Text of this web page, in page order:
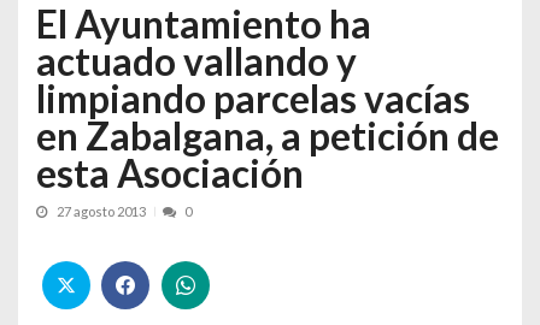
El Ayuntamiento ha
actuado vallando y
limpiando parcelas vacías
en Zabalgana, a petición de
esta Asociación
27 agosto 2013 0